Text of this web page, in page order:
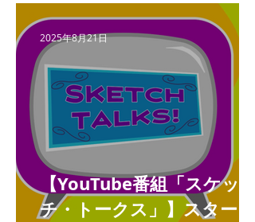
【YouTube番組「スケッ
チ・トークス」】スタート
2025年8月21日